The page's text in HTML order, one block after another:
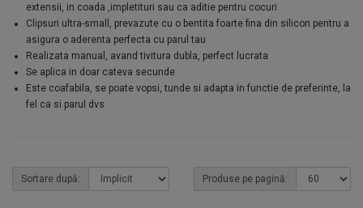
extensii, in coada ,impletituri sau ca aditie pentru cocuri
Clipsuri ultra-small, prevazute cu o bentita foarte fina din silicon pentru a
asigura o aderenta perfecta cu parul tau
Realizata manual, avand tivitura dubla, perfect lucrata
Se aplica in doar cateva secunde
Este coafabila, se poate vopsi, tunde si adapta in functie de preferinte, la
fel ca si parul dvs
Sortare după: Produse pe pagină: